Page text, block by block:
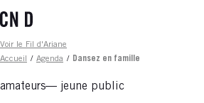
au
principal
Fil d'ariane
Voir le Fil d'Ariane
Accueil
/ Agenda / Dansez en famille
amateurs jeune public